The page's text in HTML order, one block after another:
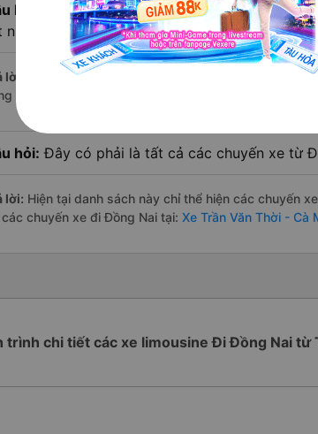
hỏi:
Xe limousine nào từ Trần Văn Thời -
lời: Trong số các hãng, nổi bật nhất với
– một con số minh chứng cho dịch vụ cao cấp và uy
hỏi: Đây có phải là tất cả các chuyến xe từ
lời: Hiện tại danh sách này chỉ thể hiện các chuyến
chuyến xe đi Đồng Nai tại: Xe Trần Văn Thời - Cà
trình chi tiết các xe limousine Đi Đồng Nai từ